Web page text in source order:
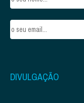
DIVULGAÇÃO